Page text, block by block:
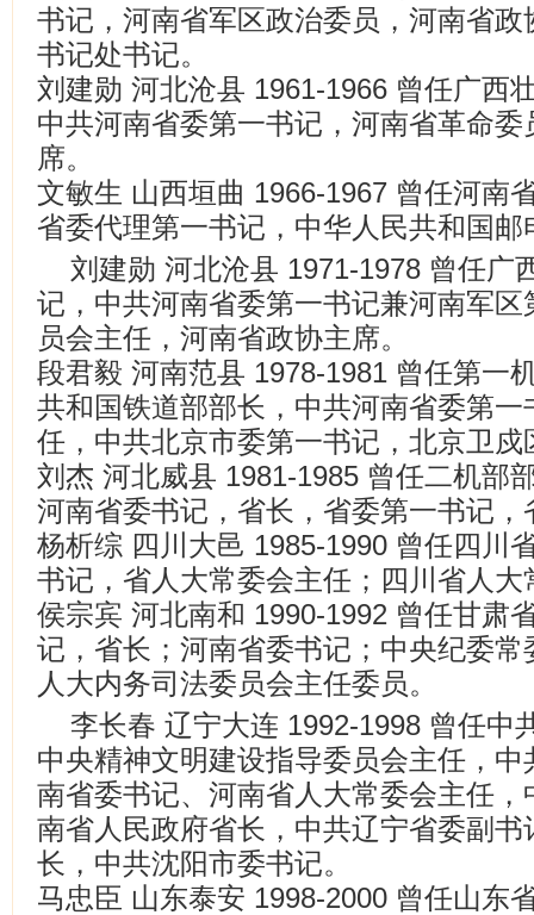
书记，河南省军区政治委员，河南省
书记处书记。
刘建勋 河北沧县 1961-1966 曾任广西
中共河南省委第一书记，河南省革命
席。
文敏生 山西垣曲 1966-1967 曾任河南
省委代理第一书记，中华人民共和国
刘建勋 河北沧县 1971-1978 曾任广
记，中共河南省委第一书记兼河南军
员会主任，河南省政协主席。
段君毅 河南范县 1978-1981 曾任第一
共和国铁道部部长，中共河南省委第
任，中共北京市委第一书记，北京卫戍
刘杰 河北威县 1981-1985 曾任二机部
河南省委书记，省长，省委第一书记
杨析综 四川大邑 1985-1990 曾任四川
书记，省人大常委会主任；四川省人大
侯宗宾 河北南和 1990-1992 曾任甘肃
记，省长；河南省委书记；中央纪委
人大内务司法委员会主任委员。
李长春 辽宁大连 1992-1998 曾任中
中央精神文明建设指导委员会主任，
南省委书记、河南省人大常委会主任
南省人民政府省长，中共辽宁省委副
长，中共沈阳市委书记。
马忠臣 山东泰安 1998-2000 曾任山东